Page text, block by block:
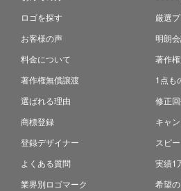
ロゴを探す
お客様の声
料金について
著作権無償譲渡
選ばれる理由
商標登録
登録デザイナー
よくある質問
業界別ロゴマーク
厳選
明朗
著作
1点も
修正
キャ
スピ
実績1
希望